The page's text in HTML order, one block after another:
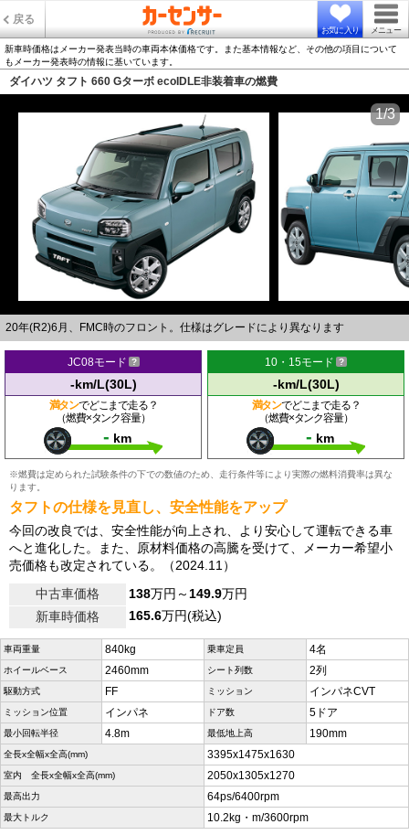
戻る
お気に入り メニュー
新車時価格はメーカー発表当時の車両本体価格です。また基本情報など、その他の項目について
もメーカー発表時の情報に基いています。
ダイハツ タフト 660 Gターボ ecoIDLE非装着車の燃費
20年(R2)6月、FMC時のフロント。仕様はグレードにより異なります
1/3
JC08モード
-km/L(30L)
満タンでどこまで走る？
（燃費×タンク容量）
- km
10・15モード
-km/L(30L)
満タンでどこまで走る？
（燃費×タンク容量）
- km
※燃費は定められた試験条件の下での数値のため、走行条件等により実際の燃料消費率は異な
ります。
タフトの仕様を見直し、安全性能をアップ
今回の改良では、安全性能が向上され、より安心して運転できる車
へと進化した。また、原材料価格の高騰を受けて、メーカー希望小
売価格も改定されている。（2024.11）
中古車価格
138万円～149.9万円
新車時価格
165.6万円(税込)
車両重量 840kg 乗車定員 4名
ホイールベース 2460mm シート列数 2列
駆動方式 FF ミッション インパネCVT
ミッション位置 インパネ ドア数 5ドア
最小回転半径 4.8m 最低地上高 190mm
全長x全幅x全高(mm) 3395x1475x1630
室内 全長x全幅x全高(mm) 2050x1305x1270
最高出力 64ps/6400rpm
最大トルク 10.2kg・m/3600rpm